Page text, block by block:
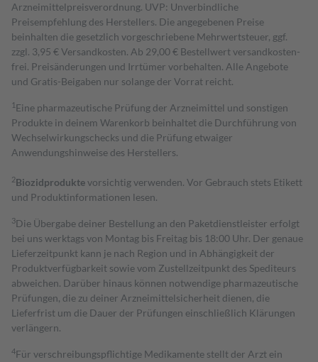
Arzneimittelpreisverordnung. UVP: Unverbindliche
Preisempfehlung des Herstellers. Die angegebenen Preise
beinhalten die gesetzlich vorgeschriebene Mehrwertsteuer, ggf.
zzgl. 3,95 € Versandkosten. Ab 29,00 € Bestell­wert versand­kosten­
frei. Preisänderungen und Irrtümer vorbehalten. Alle Angebote
und Gratis-Beigaben nur solange der Vorrat reicht.
1 Eine pharmazeutische Prüfung der Arzneimittel und sonstigen
Produkte in deinem Warenkorb beinhaltet die Durchführung von
Wechselwirkungschecks und die Prüfung etwaiger
Anwendungshinweise des Herstellers.
2Biozidproduktevorsichtig verwenden. Vor Gebrauch stets Etikett
und Produktinformationen lesen.
3Die Übergabe deiner Bestellung an den Paketdienstleister erfolgt
bei uns werktags von Montag bis Freitag bis 18:00 Uhr. Der genaue
Lieferzeitpunkt kann je nach Region und in Abhängigkeit der
Produktverfügbarkeit sowie vom Zustellzeitpunkt des Spediteurs
abweichen. Darüber hinaus können notwendige pharmazeutische
Prüfungen, die zu deiner Arzneimittelsicherheit dienen, die
Lieferfrist um die Dauer der Prüfungen einschließlich Klärungen
verlängern.
4Für verschreibungspflichtige Medikamente stellt der Arzt ein